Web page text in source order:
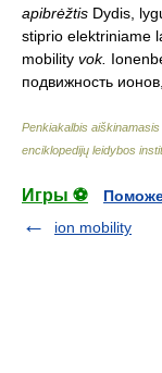
apibrėžtis Dydis,
stiprio elektriniame
mobility vok.
подвижность
Penkiakalbis
enciklopedijų leidybos
Игры ⚽
ion mobility